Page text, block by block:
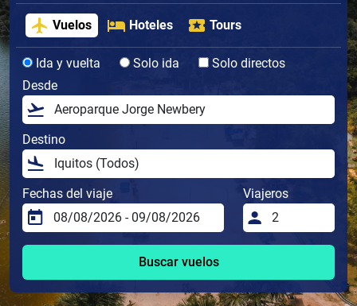
Vuelos Hoteles Tours
Ida y vuelta Solo ida
Solo directos
Desde
Destino
Fechas del viaje Viajeros
Buscar vuelos